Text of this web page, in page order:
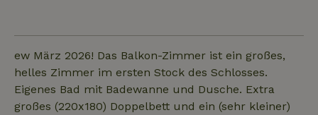
ew März 2026! Das Balkon-Zimmer ist ein großes,
helles Zimmer im ersten Stock des Schlosses.
Eigenes Bad mit Badewanne und Dusche. Extra
großes (220x180) Doppelbett und ein (sehr kleiner)